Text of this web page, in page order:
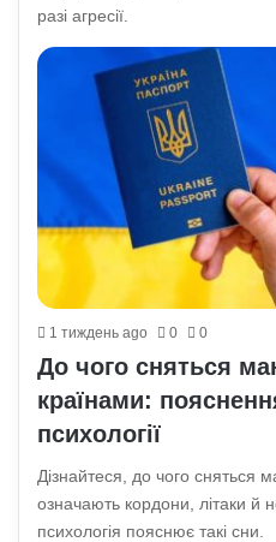
разі агресії.
1 тиждень ago 0 0
До чого сняться
країнами:
психології
Дізнайтеся, до чого сняться
означають кордони, літаки й
психологія пояснює такі сни.